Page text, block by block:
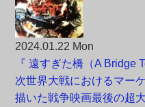
2024.01.22 Mon
『 遠すぎた橋（A Bridge
次世界大戦におけるマー
描いた戦争映画最後の超大